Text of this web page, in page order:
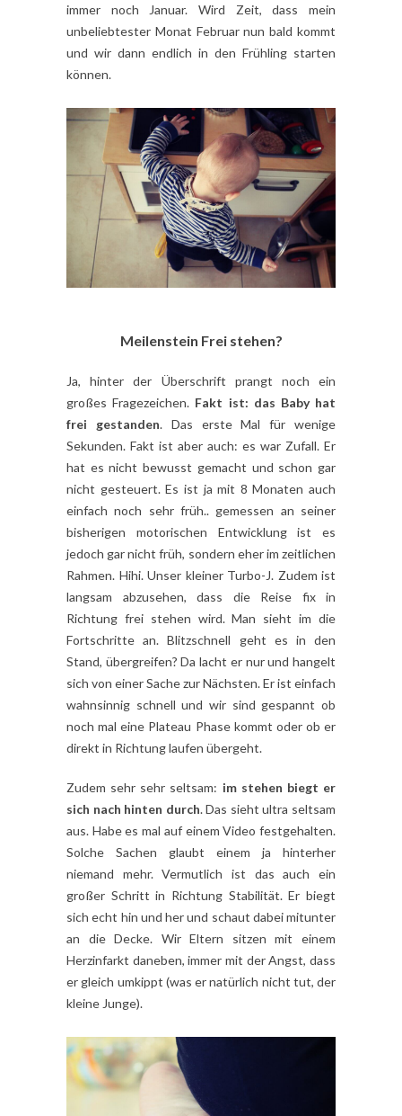
immer noch Januar. Wird Zeit, dass mein
unbeliebtester Monat Februar nun bald kommt
und wir dann endlich in den Frühling starten
können.
Meilenstein Frei stehen?
Ja, hinter der Überschrift prangt noch ein
großes Fragezeichen. Fakt ist: das Baby hat
frei gestanden. Das erste Mal für wenige
Sekunden. Fakt ist aber auch: es war Zufall. Er
hat es nicht bewusst gemacht und schon gar
nicht gesteuert. Es ist ja mit 8 Monaten auch
einfach noch sehr früh.. gemessen an seiner
bisherigen motorischen Entwicklung ist es
jedoch gar nicht früh, sondern eher im zeitlichen
Rahmen. Hihi. Unser kleiner Turbo-J. Zudem ist
langsam abzusehen, dass die Reise fix in
Richtung frei stehen wird. Man sieht im die
Fortschritte an. Blitzschnell geht es in den
Stand, übergreifen? Da lacht er nur und hangelt
sich von einer Sache zur Nächsten. Er ist einfach
wahnsinnig schnell und wir sind gespannt ob
noch mal eine Plateau Phase kommt oder ob er
direkt in Richtung laufen übergeht.
Zudem sehr sehr seltsam: im stehen biegt er
sich nach hinten durch. Das sieht ultra seltsam
aus. Habe es mal auf einem Video festgehalten.
Solche Sachen glaubt einem ja hinterher
niemand mehr. Vermutlich ist das auch ein
großer Schritt in Richtung Stabilität. Er biegt
sich echt hin und her und schaut dabei mitunter
an die Decke. Wir Eltern sitzen mit einem
Herzinfarkt daneben, immer mit der Angst, dass
er gleich umkippt (was er natürlich nicht tut, der
kleine Junge).